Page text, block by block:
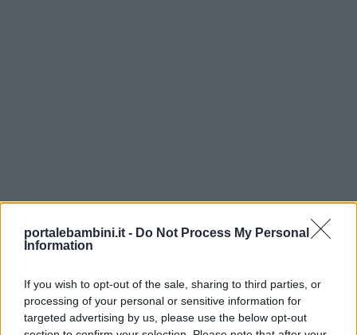
portalebambini.it - Do Not Process My Personal
Information
If you wish to opt-out of the sale, sharing to third parties, or
processing of your personal or sensitive information for
targeted advertising by us, please use the below opt-out
e
aforismi
Buonanotte